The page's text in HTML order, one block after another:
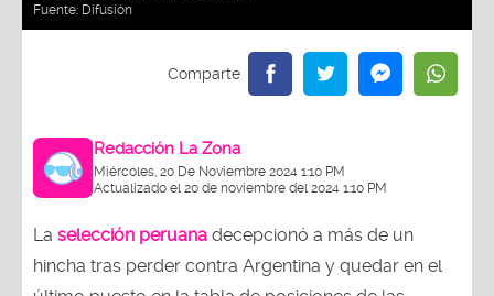
Fuente: Difusión
Redacción La Zona
Miércoles, 20 De Noviembre 2024 1:10 PM
Actualizado el 20 de noviembre del 2024 1:10 PM
La selección peruana decepcionó a más de un
hincha tras perder contra Argentina y quedar en el